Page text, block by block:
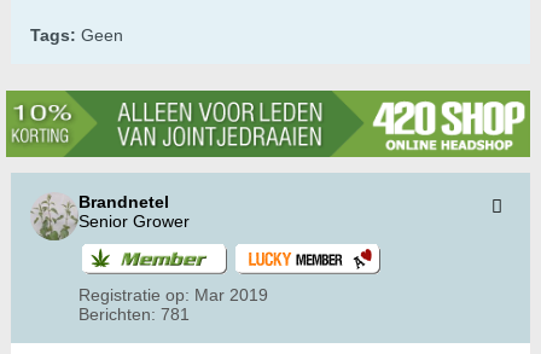
Tags: Geen
Brandnetel
Senior Grower
Registratie op: Mar 2019
Berichten: 781